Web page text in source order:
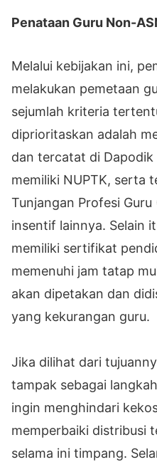
Penataan Guru Non-
Melalui kebijakan ini,
melakukan pemetaan
sejumlah kriteria
diprioritaskan adalah
dan tercatat di
memiliki NUPTK, serta
Tunjangan Profesi
insentif lainnya. Selain
memiliki sertifikat
memenuhi jam tatap
akan dipetakan dan
yang kekurangan guru.
Jika dilihat dari
tampak sebagai
ingin menghindari
memperbaiki distribusi
selama ini timpang.